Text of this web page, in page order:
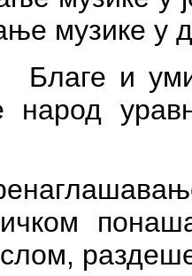
музике
Благе и
народ
слом,